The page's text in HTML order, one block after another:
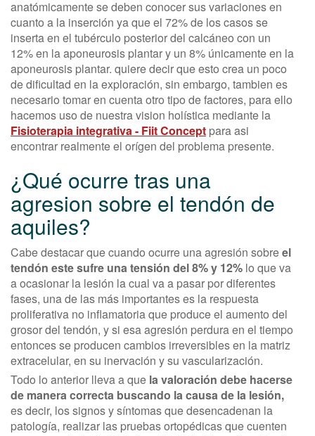
anatómicamente se deben conocer sus variaciones en
cuanto a la inserción ya que el 72% de los casos se
inserta en el tubérculo posterior del calcáneo con un
12% en la aponeurosis plantar y un 8% únicamente en la
aponeurosis plantar. quiere decir que esto crea un poco
de dificultad en la exploración, sin embargo, tambien es
necesario tomar en cuenta otro tipo de factores, para ello
hacemos uso de nuestra vision holística mediante la
Fisioterapia integrativa - Fiit Concept para asi
encontrar realmente el orígen del problema presente.
¿Qué ocurre tras una
agresion sobre el tendón de
aquiles?
Cabe destacar que cuando ocurre una agresión sobreel
tendón este sufre una tensión del 8% y 12% lo que va
a ocasionar la lesión la cual va a pasar por diferentes
fases, una de las más importantes es la respuesta
proliferativa no inflamatoria que produce el aumento del
grosor del tendón, y si esa agresión perdura en el tiempo
entonces se producen cambios irreversibles en la matriz
extracelular, en su inervación y su vascularización.
Todo lo anterior lleva a que la valoración debe hacerse
de manera correcta buscando la causa de la lesión,
es decir, los signos y síntomas que desencadenan la
patología, realizar las pruebas ortopédicas que cuenten